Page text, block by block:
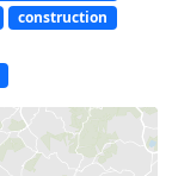
construction